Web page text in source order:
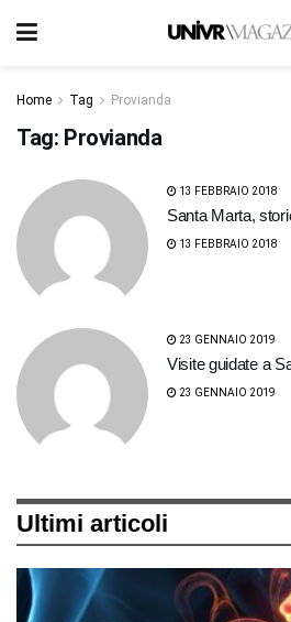
Home Tag Provianda
Tag: Provianda
13 FEBBRAIO 2018
Santa Marta,
13 FEBBRAIO 2018
23 GENNAIO 2019
Visite guidate a
23 GENNAIO 2019
Ultimi articoli